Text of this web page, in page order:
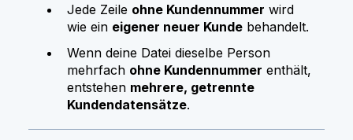
Jede Zeile ohne Kundennummer wird
wie ein eigener neuer Kunde behandelt.
Wenn deine Datei dieselbe Person
mehrfach ohne Kundennummer enthält,
entstehen mehrere, getrennte
Kundendatensätze.